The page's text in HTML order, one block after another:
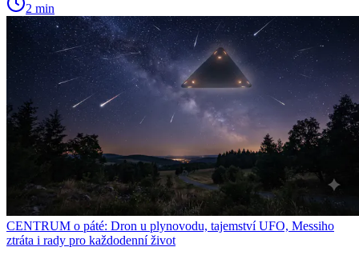
2 min
CENTRUM o páté: Dron u plynovodu, tajemství UFO, Messiho
ztráta i rady pro každodenní život